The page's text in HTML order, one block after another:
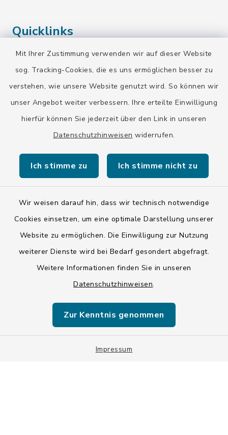
Mit Ihrer Zustimmung verwenden wir auf dieser Website
sog. Tracking-Cookies, die es uns ermöglichen besser zu
verstehen, wie unsere Website genutzt wird. So können wir
unser Angebot weiter verbessern. Ihre erteilte Einwilligung
hierfür können Sie jederzeit über den Link in unseren
Datenschutzhinweisen widerrufen.
Ich stimme zu Ich stimme nicht zu
Wir weisen darauf hin, dass wir technisch notwendige
Cookies einsetzen, um eine optimale Darstellung unserer
Website zu ermöglichen. Die Einwilligung zur Nutzung
weiterer Dienste wird bei Bedarf gesondert abgefragt.
Weitere Informationen finden Sie in unseren
Datenschutzhinweisen.
Zur Kenntnis genommen
Impressum
Quicklinks
Landratsamt Bad Tölz-Wolfratshausen
BayernPortal
Kontakt
Barrierefreiheit
Impressum
LSI-Siegel
Datenschutzgrundverordnung
Sitemap